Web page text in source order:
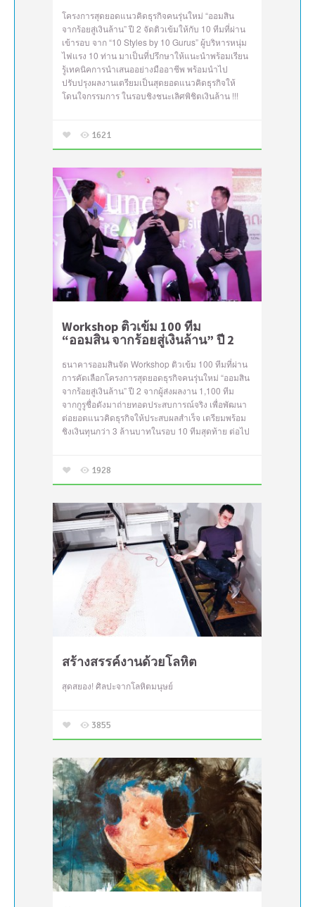
โครงการสุดยอดแนวคิดธุรกิจคนรุ่นใหม่ “ออมสิน
จากร้อยสู่เงินล้าน” ปี 2 จัดติวเข้มให้กับ 10 ทีมที่ผ่าน
เข้ารอบ จาก “10 Styles by 10 Gurus” ผู้บริหารหนุ่ม
ไฟแรง 10 ท่าน มาเป็นที่ปรึกษาให้แนะนำพร้อมเรียน
รู้เทคนิคการนำเสนออย่างมืออาชีพ พร้อมนำไป
ปรับปรุงผลงานเตรียมเป็นสุดยอดแนวคิดธุรกิจให้
โดนใจกรรมการ ในรอบชิงชนะเลิศพิชิตเงินล้าน !!!
1621
Workshop ติวเข้ม 100 ทีม
“ออมสิน จากร้อยสู่เงินล้าน” ปี 2
ธนาคารออมสินจัด Workshop ติวเข้ม 100 ทีมที่ผ่าน
การคัดเลือกโครงการสุดยอดธุรกิจคนรุ่นใหม่ “ออมสิน
จากร้อยสู่เงินล้าน” ปี 2 จากผู้ส่งผลงาน 1,100 ทีม
จากกูรูชื่อดังมาถ่ายทอดประสบการณ์จริง เพื่อพัฒนา
ต่อยอดแนวคิดธุรกิจให้ประสบผลสำเร็จ เตรียมพร้อม
ชิงเงินทุนกว่า 3 ล้านบาทในรอบ 10 ทีมสุดท้าย ต่อไป
1928
สร้างสรรค์งานด้วยโลหิต
สุดสยอง! ศิลปะจากโลหิตมนุษย์
3855